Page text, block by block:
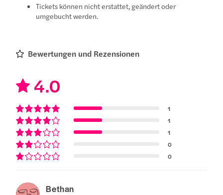
Tickets können nicht erstattet, geändert oder
umgebucht werden.
Bewertungen und Rezensionen
4.0
1
1
1
0
0
Bethan